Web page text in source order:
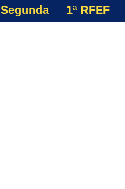
Segunda 1ªRFEF